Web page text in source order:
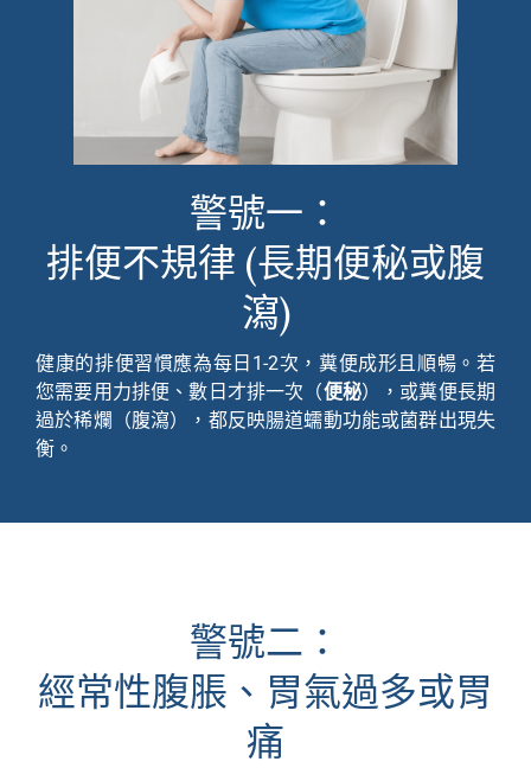
警號一：
排便不規律 (長期便秘或腹
瀉)
健康的排便習慣應為每日1-2次，糞便成形且順暢。若
您需要用力排便、數日才排一次（便秘），或糞便長期
過於稀爛（腹瀉），都反映腸道蠕動功能或菌群出現失
衡。
警號二：
經常性腹脹、胃氣過多或胃
痛